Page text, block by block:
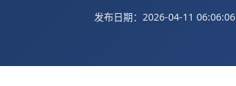
发布日期：2026-04-11 06:06:06